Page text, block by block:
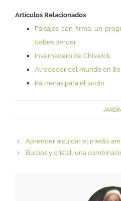
Artículos Relacionados
Paisajes con firma, un
debes perder
Invernadero de Chiswick
Alrededor del mundo en
Palmeras para el jardín
JARDÍN
Aprender a cuidar el medio
Bulbos y cristal, una